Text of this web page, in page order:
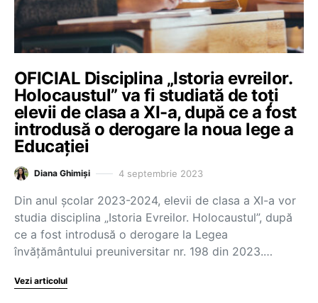
OFICIAL Disciplina „Istoria evreilor.
Holocaustul” va fi studiată de toți
elevii de clasa a XI-a, după ce a fost
introdusă o derogare la noua lege a
Educației
Diana Ghimiși 4 septembrie 2023
Din anul școlar 2023-2024, elevii de clasa a XI-a vor
studia disciplina „Istoria Evreilor. Holocaustul”, după
ce a fost introdusă o derogare la Legea
învățământului preuniversitar nr. 198 din 2023.…
Vezi articolul